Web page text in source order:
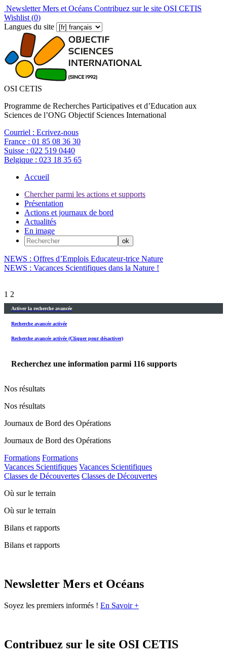
Newsletter Mers et Océans Contribuez sur le site OSI CETIS
Wishlist (0)
Langues du site
OSI CETIS
Programme de Recherches Participatives et d’Education aux
Sciences de l’ONG Objectif Sciences International
Courriel : Ecrivez-nous
France : 01 85 08 36 30
Suisse : 022 519 0440
Belgique : 023 18 35 65
Accueil
Chercher parmi les actions et supports
Présentation
Actions et journaux de bord
Actualités
En image
NEWS : Offres d’Emplois Educateur-trice Nature
NEWS : Vacances Scientifiques dans la Nature !
1 2
Activer la recherche avancée
Recherche avancée activée
Recherche avancée activée (Cliquer pour désactiver)
Recherchez une information parmi 116 supports
Nos résultats
Nos résultats
Journaux de Bord des Opérations
Journaux de Bord des Opérations
Formations Formations
Vacances Scientifiques Vacances Scientifiques
Classes de Découvertes Classes de Découvertes
Où sur le terrain
Où sur le terrain
Bilans et rapports
Bilans et rapports
Newsletter Mers et Océans
Soyez les premiers informés ! En Savoir +
Contribuez sur le site OSI CETIS